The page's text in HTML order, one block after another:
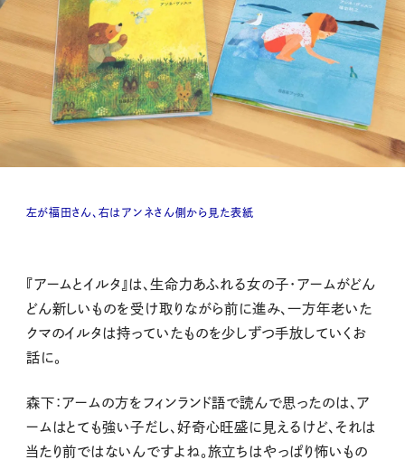
左が福田さん、右はアンネさん側から見た表紙
『アームとイルタ』は、生命力あふれる女の子・アームがどん
どん新しいものを受け取りながら前に進み、一方年老いた
クマのイルタは持っていたものを少しずつ手放していくお
話に。
森下：アームの方をフィンランド語で読んで思ったのは、ア
ームはとても強い子だし、好奇心旺盛に見えるけど、それは
当たり前ではないんですよね。旅立ちはやっぱり怖いもの